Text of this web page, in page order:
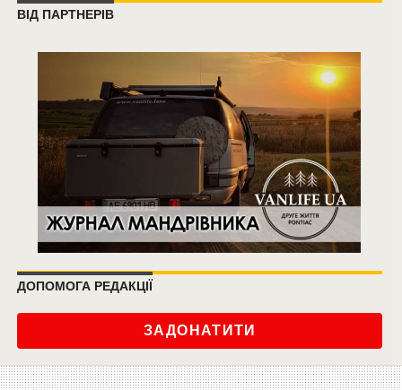
ВІД ПАРТНЕРІВ
ДОПОМОГА РЕДАКЦІЇ
ЗАДОНАТИТИ